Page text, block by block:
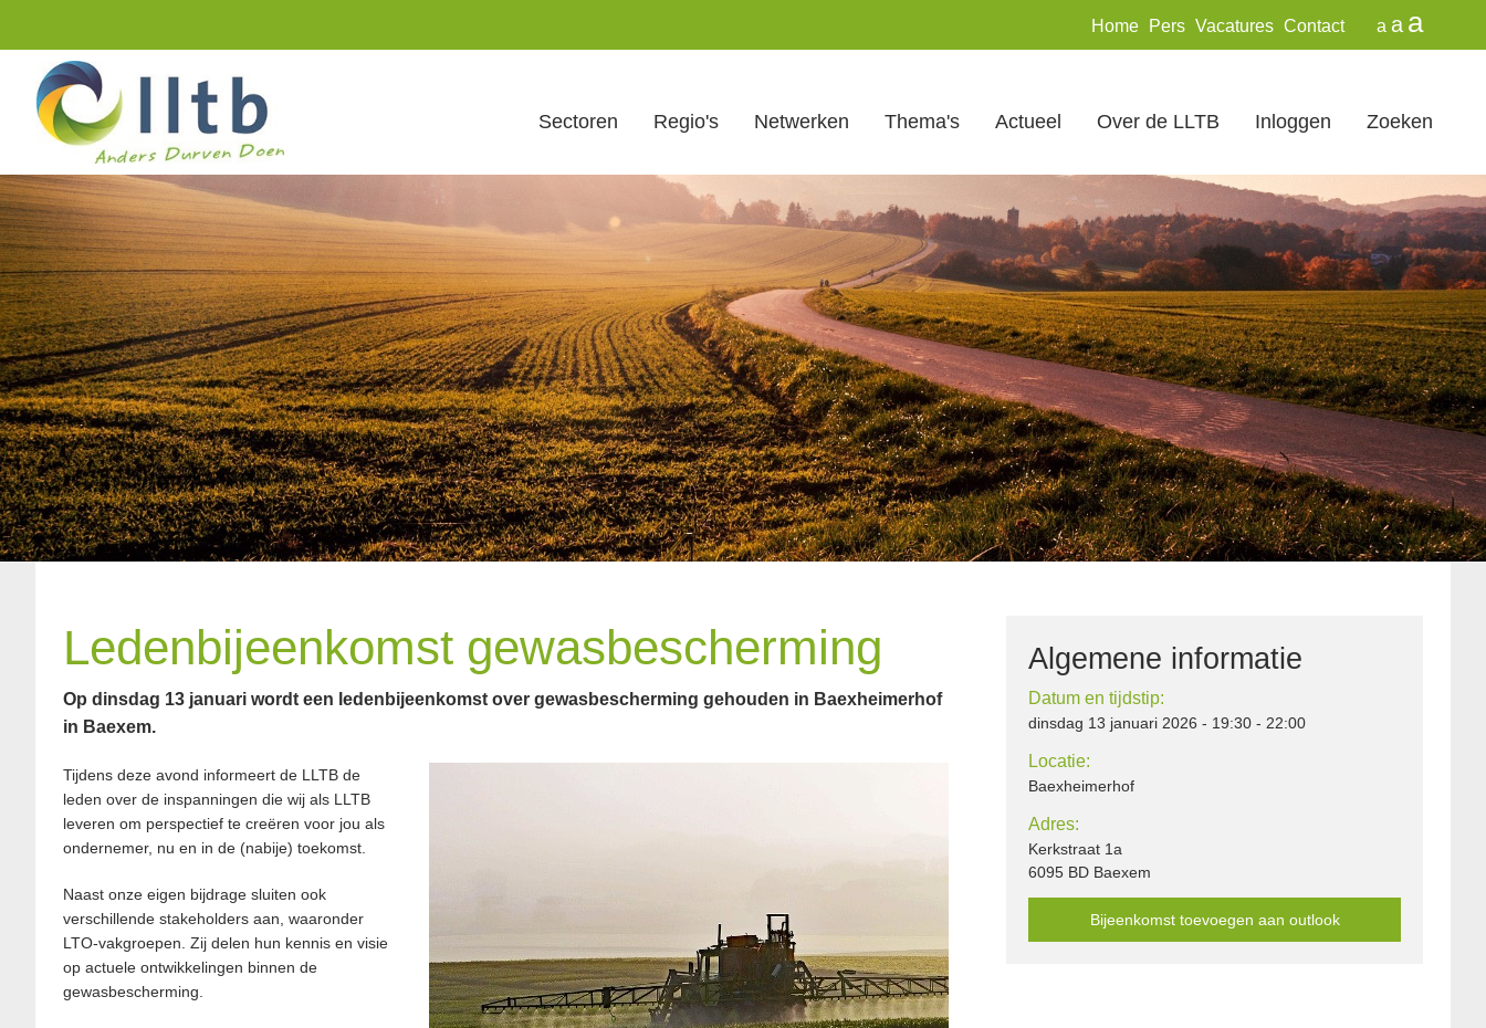
Home Pers Vacatures Contact a a a
Sectoren Regio's Netwerken Thema's Actueel Over de LLTB Inloggen Zoeken
Ledenbijeenkomst gewasbescherming
Op dinsdag 13 januari wordt een ledenbijeenkomst over gewasbescherming gehouden in Baexheimerhof
in Baexem.
Tijdens deze avond informeert de LLTB de
leden over de inspanningen die wij als LLTB
leveren om perspectief te creëren voor jou als
ondernemer, nu en in de (nabije) toekomst.
Naast onze eigen bijdrage sluiten ook
verschillende stakeholders aan, waaronder
LTO-vakgroepen. Zij delen hun kennis en visie
op actuele ontwikkelingen binnen de
gewasbescherming.
Algemene informatie
Datum en tijdstip:
dinsdag 13 januari 2026 - 19:30 - 22:00
Locatie:
Baexheimerhof
Adres:
Kerkstraat 1a
6095 BD Baexem